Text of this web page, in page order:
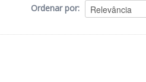
Ordenar por